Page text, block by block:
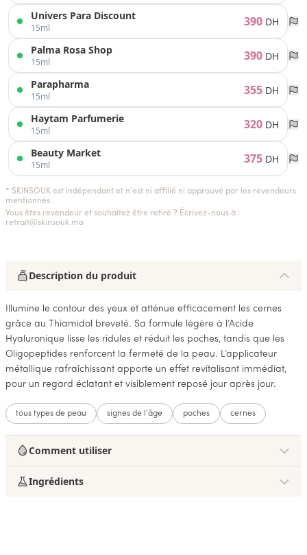
Univers Para Discount
15ml 390 DH
Palma Rosa Shop
15ml 390 DH
Parapharma
15ml 355 DH
Haytam Parfumerie
15ml 320 DH
Beauty Market
15ml 375 DH
* SKINSOUK est indépendant et n'est ni affilié ni approuvé par les revendeurs
mentionnés.
Vous êtes revendeur et souhaitez être retiré ? Écrivez-nous à :
retrait@skinsouk.ma
Description du produit
Illumine le contour des yeux et atténue efficacement les cernes
grâce au Thiamidol breveté. Sa formule légère à l’Acide
Hyaluronique lisse les ridules et réduit les poches, tandis que les
Oligopeptides renforcent la fermeté de la peau. L’applicateur
métallique rafraîchissant apporte un effet revitalisant immédiat,
pour un regard éclatant et visiblement reposé jour après jour.
tous types de peau signes de l'âge poches cernes
Comment utiliser
Ingrédients